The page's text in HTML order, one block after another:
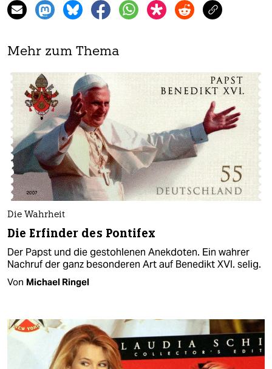
Mehr zum Thema
Die Wahrheit
Die Erfinder des Pontifex
Der Papst und die gestohlenen Anekdoten. Ein wahrer
Nachruf der ganz besonderen Art auf Benedikt XVI. selig.
Von Michael Ringel